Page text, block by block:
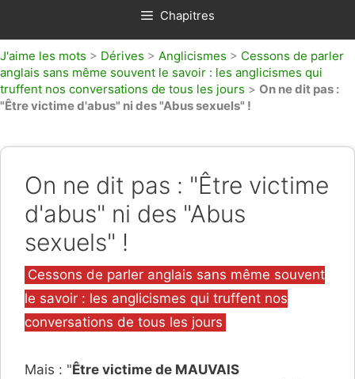
Chapitres
J'aime les mots > Dérives > Anglicismes > Cessons de parler
anglais sans même souvent le savoir : les anglicismes qui
truffent nos conversations de tous les jours > On ne dit pas :
"Être victime d'abus" ni des "Abus sexuels" !
On ne dit pas : "Être victime
d'abus" ni des "Abus
sexuels" !
Catégories
Cessons de parler anglais sans même souvent
le savoir : les anglicismes qui truffent nos
conversations de tous les jours
Mais : "Être victime de MAUVAIS